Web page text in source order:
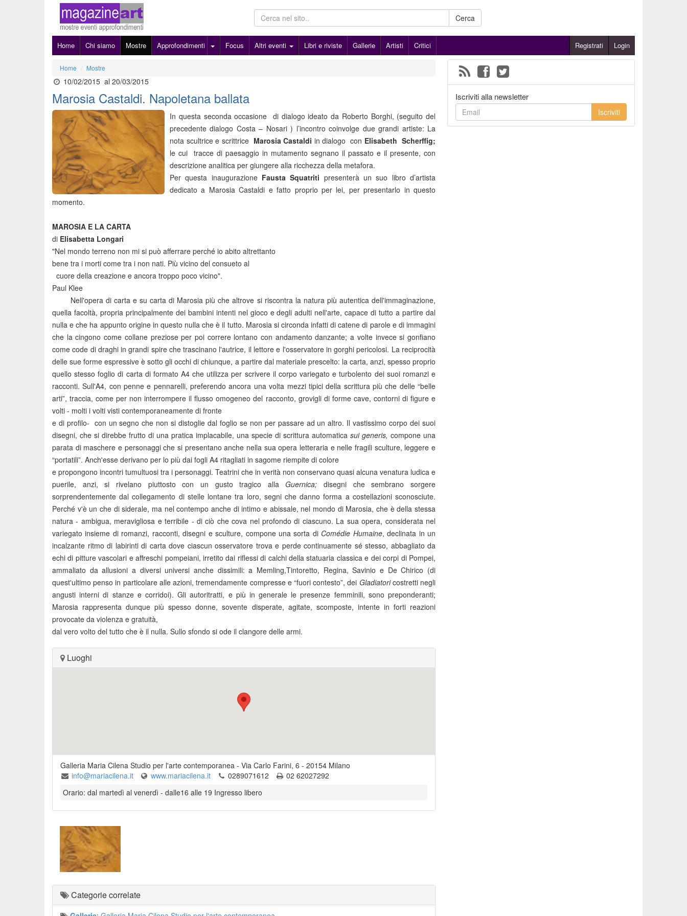
Cerca
Home Chi siamo Mostre Approfondimenti Focus Altri eventi Libri e riviste Gallerie Artisti Critici Registrati Login
Home Mostre
10/02/2015 al 20/03/2015
Marosia Castaldi. Napoletana ballata
In questa seconda occasione di dialogo ideato da Roberto Borghi, (seguito del
precedente dialogo Costa – Nosari ) l’incontro coinvolge due grandi artiste: La
nota scultrice e scrittrice Marosia Castaldi in dialogo con Elisabeth Scherffig;
le cui tracce di paesaggio in mutamento segnano il passato e il presente, con
descrizione analitica per giungere alla ricchezza della metafora.
Per questa inaugurazione Fausta Squatriti presenterà un suo libro d’artista
dedicato a Marosia Castaldi e fatto proprio per lei, per presentarlo in questo
momento.
MAROSIA E LA CARTA
di Elisabetta Longari
"Nel mondo terreno non mi si può afferrare perché io abito altrettanto
bene tra i morti come tra i non nati. Più vicino del consueto al
cuore della creazione e ancora troppo poco vicino".
Paul Klee
Nell'opera di carta e su carta di Marosia più che altrove si riscontra la natura più autentica dell'immaginazione,
quella facoltà, propria principalmente dei bambini intenti nel gioco e degli adulti nell'arte, capace di tutto a partire dal
nulla e che ha appunto origine in questo nulla che è il tutto. Marosia si circonda infatti di catene di parole e di immagini
che la cingono come collane preziose per poi correre lontano con andamento danzante; a volte invece si gonfiano
come code di draghi in grandi spire che trascinano l'autrice, il lettore e l'osservatore in gorghi pericolosi. La reciprocità
delle sue forme espressive è sotto gli occhi di chiunque, a partire dal materiale prescelto: la carta, anzi, spesso proprio
quello stesso foglio di carta di formato A4 che utilizza per scrivere il corpo variegato e turbolento dei suoi romanzi e
racconti. Sull'A4, con penne e pennarelli, preferendo ancora una volta mezzi tipici della scrittura più che delle “belle
arti”, traccia, come per non interrompere il flusso omogeneo del racconto, grovigli di forme cave, contorni di figure e
volti - molti i volti visti contemporaneamente di fronte
e di profilo- con un segno che non si distoglie dal foglio se non per passare ad un altro. Il vastissimo corpo dei suoi
disegni, che si direbbe frutto di una pratica implacabile, una specie di scrittura automatica sui generis, compone una
parata di maschere e personaggi che si presentano anche nella sua opera letteraria e nelle fragili sculture, leggere e
“portatili”. Anch'esse derivano per lo più dai fogli A4 ritagliati in sagome riempite di colore
e propongono incontri tumultuosi tra i personaggi. Teatrini che in verità non conservano quasi alcuna venatura ludica e
puerile, anzi, si rivelano piuttosto con un gusto tragico allaGuernica;disegni che sembrano sorgere
sorprendentemente dal collegamento di stelle lontane tra loro, segni che danno forma a costellazioni sconosciute.
Perché v'è un che di siderale, ma nel contempo anche di intimo e abissale, nel mondo di Marosia, che è della stessa
natura - ambigua, meravigliosa e terribile - di ciò che cova nel profondo di ciascuno. La sua opera, considerata nel
variegato insieme di romanzi, racconti, disegni e sculture, compone una sorta di Comédie Humaine, declinata in un
incalzante ritmo di labirinti di carta dove ciascun osservatore trova e perde continuamente sé stesso, abbagliato da
echi di pitture vascolari e affreschi pompeiani, irretito dai riflessi di calchi della statuaria classica e dei corpi di Pompei,
ammaliato da allusioni a diversi universi anche dissimili: a Memling,Tintoretto, Regina, Savinio e De Chirico (di
quest'ultimo penso in particolare alle azioni, tremendamente compresse e “fuori contesto”, dei Gladiatoricostretti negli
angusti interni di stanze e corridoi). Gli autoritratti, e più in generale le presenze femminili, sono preponderanti;
Marosia rappresenta dunque più spesso donne, sovente disperate, agitate, scomposte, intente in forti reazioni
provocate da violenza e gratuità,
dal vero volto del tutto che è il nulla. Sullo sfondo si ode il clangore delle armi.
Luoghi
Galleria Maria Cilena Studio per l'arte contemporanea - Via Carlo Farini, 6 - 20154 Milano
info@mariacilena.it
www.mariacilena.it 0289071612
02 62027292
Orario: dal martedì al venerdì - dalle16 alle 19 Ingresso libero
Categorie correlate
Iscriviti alla newsletter
Iscriviti